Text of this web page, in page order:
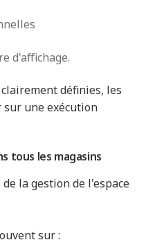
d'affichage.
définies, les
une exécution
tous les magasins
la gestion de l'espace
sur :